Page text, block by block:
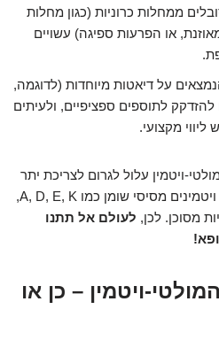
ממחלות כרוניות (כגון מחלות
או הפרעות ספיגה) עשויים
על דיאטות מיוחדות (לדוגמה,
להזדקק לתוספים ספציפיים, ולעיתים
ליווי מקצועי.
ויטמין עלול לגרום לצריכת יתר
של ויטמינים מסוימים (במיוחד ויטמינים מסיסי שומן כמו A, D, E, K,
מסוכן. לכן, לעולם אל תתנו
ויטמין – כן או